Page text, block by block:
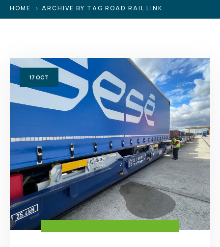
HOME ARCHIVE BY TAG ROAD RAIL LINK
17 OCT